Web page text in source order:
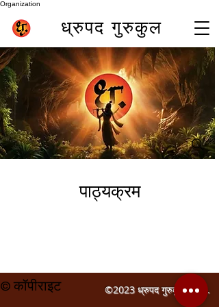
Organization
पुणे (भारत) में सर्वश्रेष्ठ बांसुरी शिक्षक समीर इनामदार (प्रसिद्ध
ध्रुपद बांसुरी वादक)
best online flute class
ध्रुपद गुरुकुल
पाठ्यक्रम
©2023 ध्रुपद गुरुकुल द्वारा .
© कॉपीराइट